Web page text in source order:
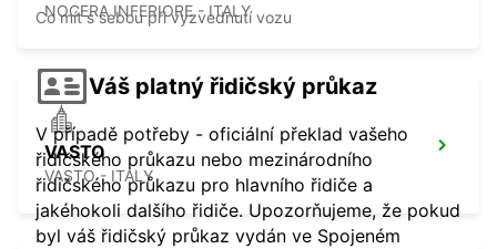
NOCERA INFERIORE - ITALY
VASTO
VASTO - ITALY
Co mít s sebou při vyzvednutí vozu
Váš platný řidičský průkaz
V případě potřeby - oficiální překlad vašeho
řidičského průkazu nebo mezinárodního
řidičského průkazu pro hlavního řidiče a
jakéhokoli dalšího řidiče. Upozorňujeme, že pokud
byl váš řidičský průkaz vydán ve Spojeném